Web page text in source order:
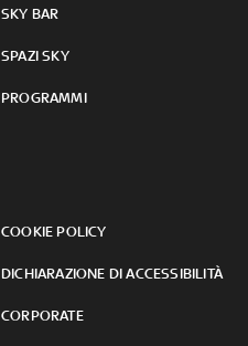
SKY BAR
SPAZI SKY
PROGRAMMI
COOKIE POLICY
DICHIARAZIONE DI ACCESSIBILITÀ
CORPORATE